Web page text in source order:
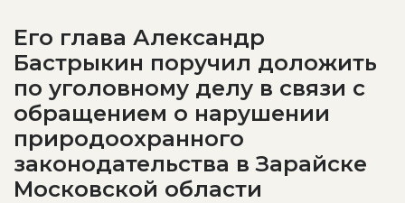
Его глава Александр
Бастрыкин поручил доложить
по уголовному делу в связи с
обращением о нарушении
природоохранного
законодательства в Зарайске
Московской области